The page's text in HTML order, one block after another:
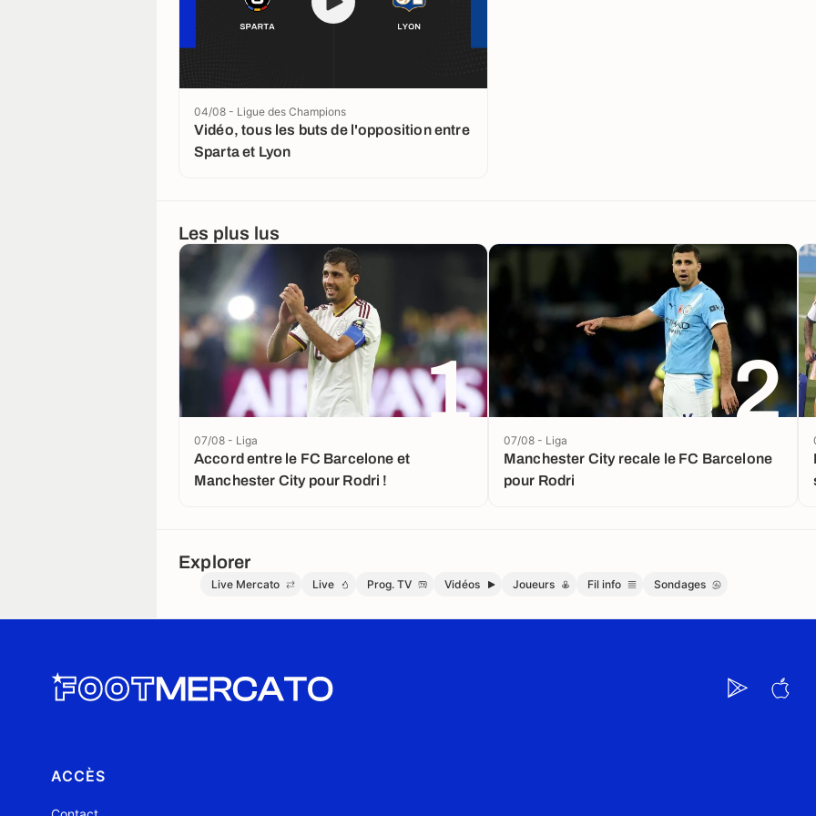
Vidéo, tous les buts de l'opposition entre
Sparta et Lyon
04/08 - Ligue des Champions
Les plus lus
1
Accord entre le FC Barcelone et
Manchester City pour Rodri !
07/08 - Liga
2
Manchester City recale le FC Barcelone
pour Rodri
07/08 - Liga
Explorer
Live Mercato Live Prog. TV Vidéos Joueurs Fil info Sondages
ACCÈS